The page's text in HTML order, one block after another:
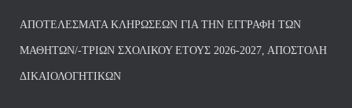
ΑΠΟΤΕΛΈΣΜΑΤΑ ΚΛΗΡΏΣΕΩΝ ΓΙΑ ΤΗΝ ΕΓΓΡΑΦΉ ΤΩΝ
ΜΑΘΗΤΏΝ/-ΤΡΙΏΝ ΣΧΟΛΙΚΟΎ ΈΤΟΥΣ 2026-2027, ΑΠΟΣΤΟΛΉ
ΔΙΚΑΙΟΛΟΓΗΤΙΚΏΝ